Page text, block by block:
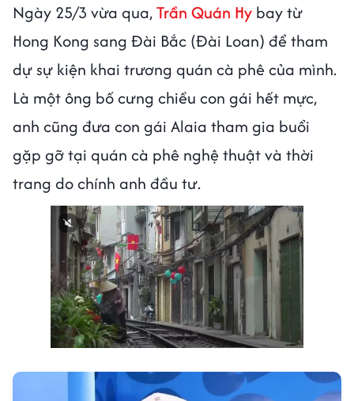
Ngày 25/3 vừa qua,Trần Quán Hy bay từ
Hong Kong sang Đài Bắc (Đài Loan) để tham
dự sự kiện khai trương quán cà phê của mình.
Là một ông bố cưng chiều con gái hết mực,
anh cũng đưa con gái Alaia tham gia buổi
gặp gỡ tại quán cà phê nghệ thuật và thời
trang do chính anh đầu tư.